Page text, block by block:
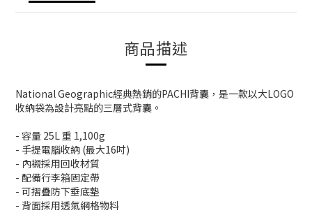
商品描述
National Geographic經典熱銷的PACHI背囊，是一款以大LOGO
收納袋為設計亮點的三層式背囊。
- 容量 25L 重 1,100g
- 手提電腦收納 (最大16吋)
- 內襯採用回收材質
- 配備行李箱固定帶
- 可摺疊防下垂底墊
- 背面採用透氣網格物料